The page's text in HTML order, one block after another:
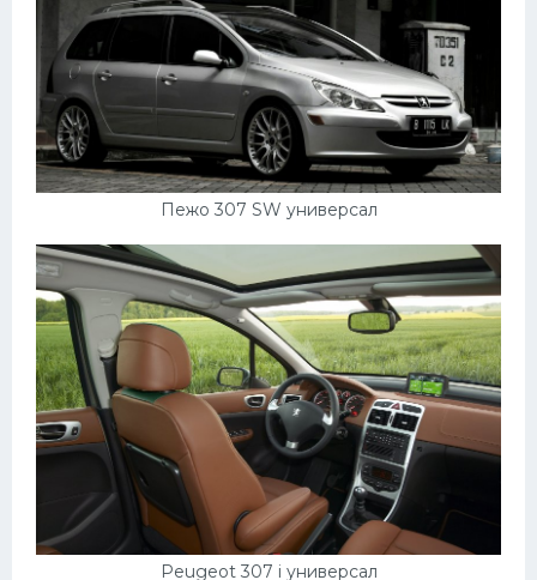
Пежо 307 SW универсал
Peugeot 307 i универсал